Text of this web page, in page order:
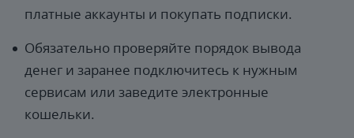
платные аккаунты и покупать подписки.
Обязательно проверяйте порядок вывода
денег и заранее подключитесь к нужным
сервисам или заведите электронные
кошельки.